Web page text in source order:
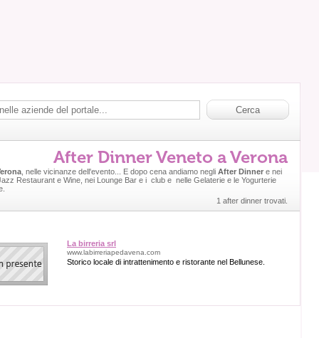
After Dinner Veneto a Verona
, nelle vicinanze dell'evento... E dopo cena andiamo negli After Dinner e nei
Restaurant e Wine, nei Lounge Bar e i club e nelle Gelaterie e le Yogurterie
1 after dinner trovati.
La birreria srl
www.labirreriapedavena.com
Storico locale di intrattenimento e ristorante nel Bellunese.